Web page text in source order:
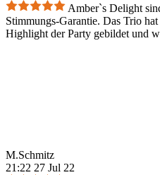
Amber`s Delight
Stimmungs-Garantie. Das Trio
Highlight der Party gebildet und
M.Schmitz
21:22 27 Jul 22